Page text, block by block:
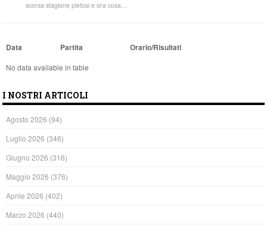
scorsa stagione pietosi e ora cosa…
Data Partita Orario/Risultati
No data available in table
I NOSTRI ARTICOLI
Agosto 2026 (94)
Luglio 2026 (346)
Giugno 2026 (316)
Maggio 2026 (376)
Aprile 2026 (402)
Marzo 2026 (440)